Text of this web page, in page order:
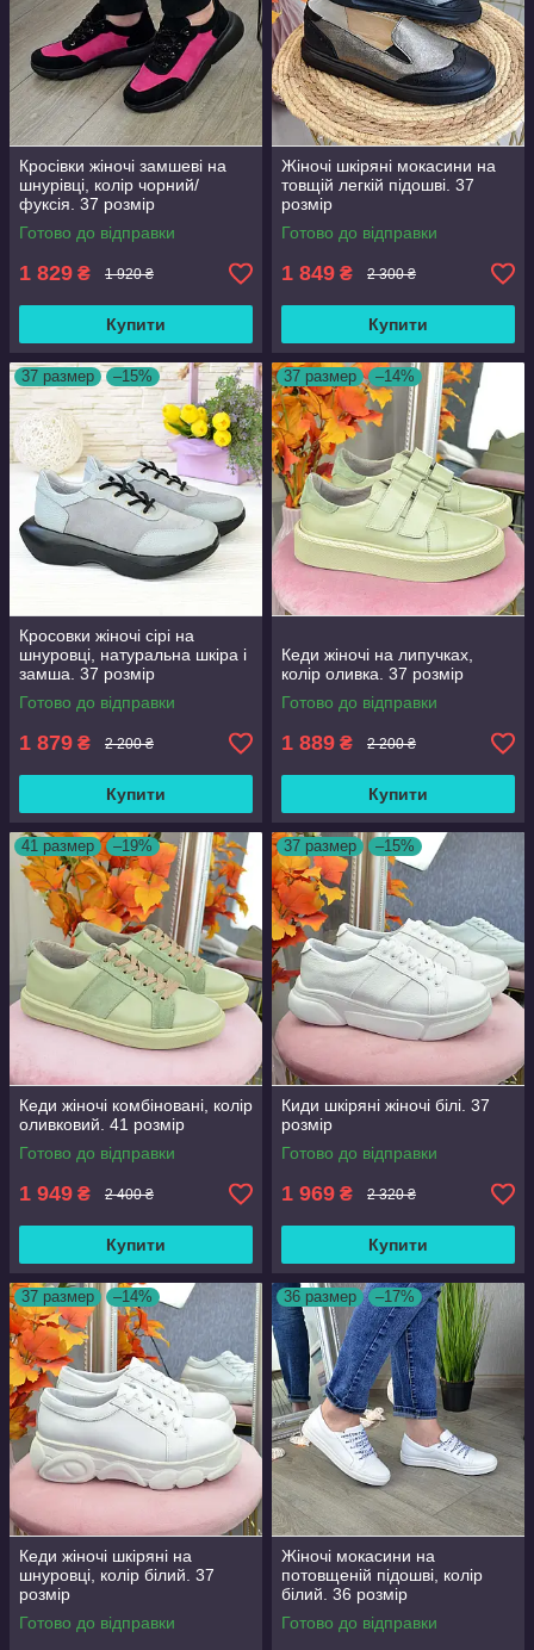
Кросівки жіночі замшеві на
шнурівці, колір чорний/
фуксія. 37 розмір
Готово до відправки
1 829 ₴ 1 920 ₴
Купити
Жіночі шкіряні мокасини на
товщій легкій підошві. 37
розмір
Готово до відправки
1 849 ₴ 2 300 ₴
Купити
37 размер –15%
Кросовки жіночі сірі на
шнуровці, натуральна шкіра і
замша. 37 розмір
Готово до відправки
1 879 ₴ 2 200 ₴
Купити
37 размер –14%
Кеди жіночі на липучках,
колір оливка. 37 розмір
Готово до відправки
1 889 ₴ 2 200 ₴
Купити
41 размер –19%
Кеди жіночі комбіновані, колір
оливковий. 41 розмір
Готово до відправки
1 949 ₴ 2 400 ₴
Купити
37 размер –15%
Киди шкіряні жіночі білі. 37
розмір
Готово до відправки
1 969 ₴ 2 320 ₴
Купити
37 размер –14%
Кеди жіночі шкіряні на
шнуровці, колір білий. 37
розмір
Готово до відправки
36 размер –17%
Жіночі мокасини на
потовщеній підошві, колір
білий. 36 розмір
Готово до відправки